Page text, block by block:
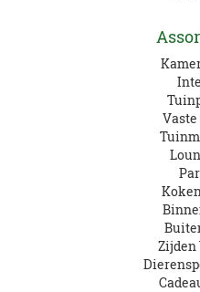
Zijden